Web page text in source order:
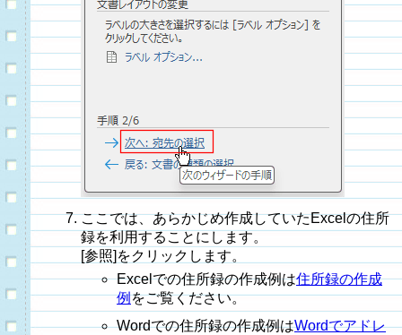
ここでは、あらかじめ作成していたExcelの住所
録を利用することにします。
[参照]をクリックします。
Excelでの住所録の作成例は住所録の作成
例をご覧ください。
Wordでの住所録の作成例はWordでアドレ